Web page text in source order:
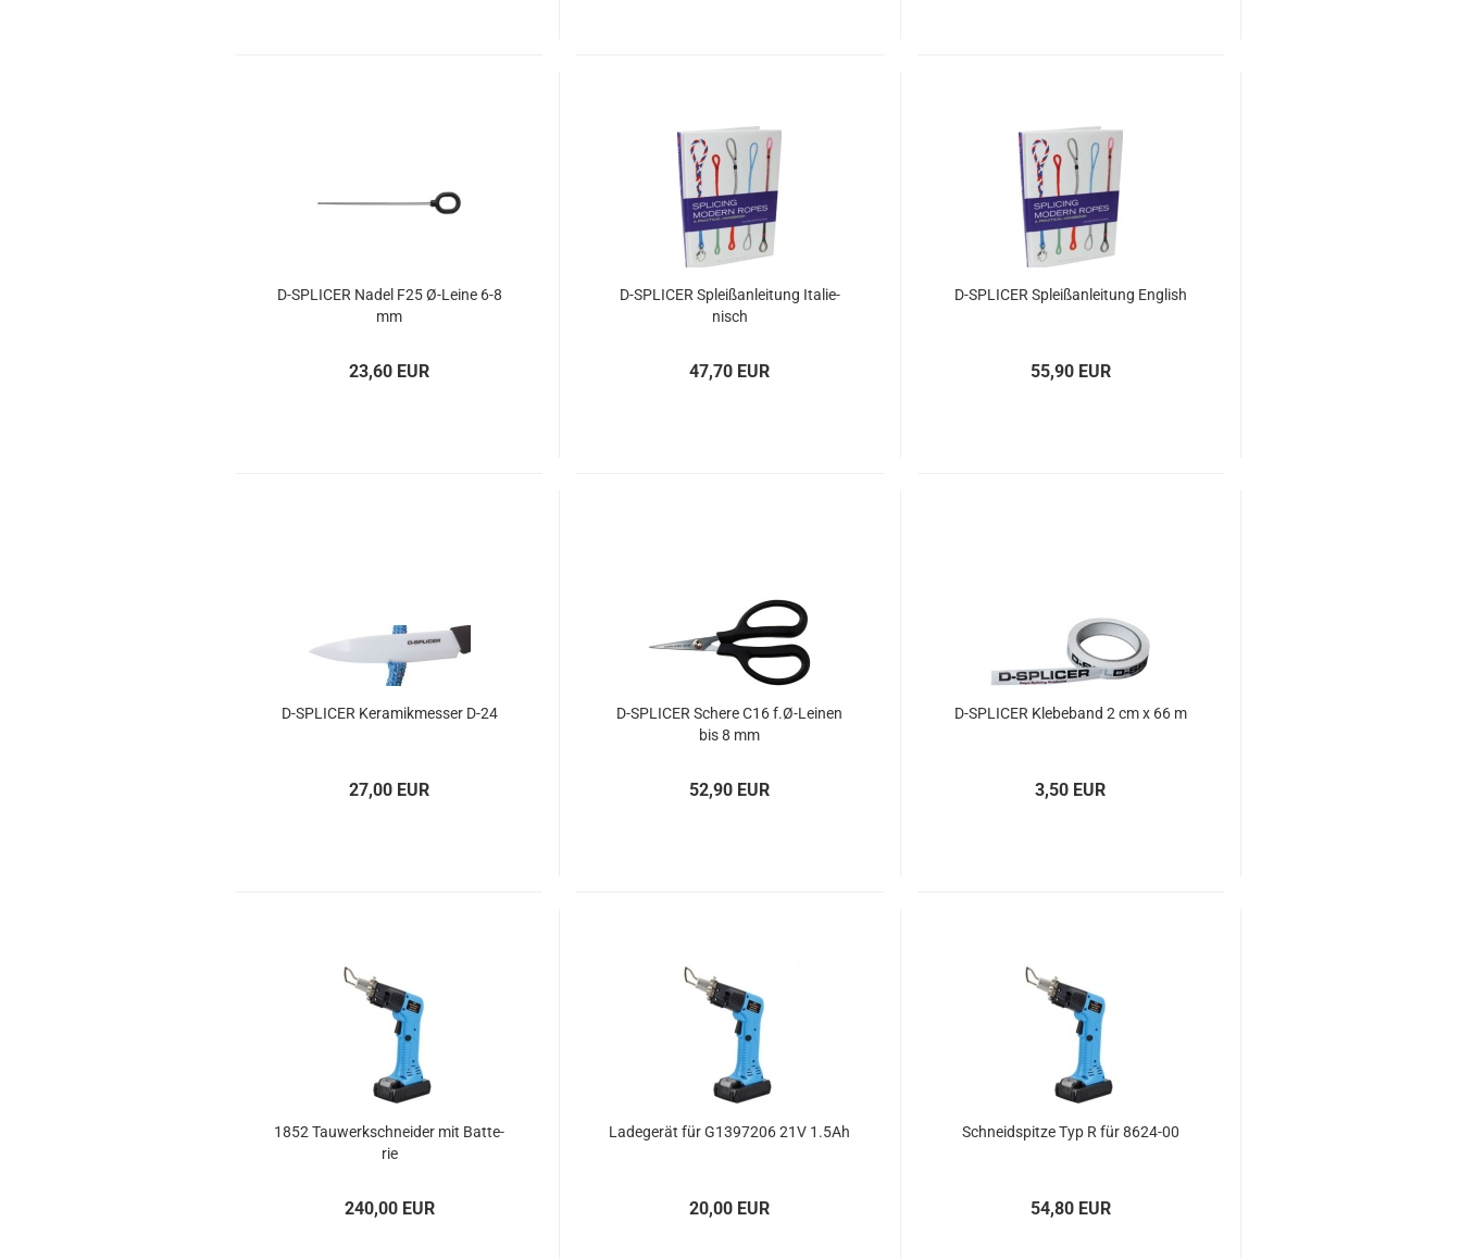
D-​SPLI­CER Nadel F25 Ø-​Leine 6-8
mm
23,60 EUR
D-​SPLI­CER Spleiß­an­lei­tung Ita­lie­
nisch
47,70 EUR
D-​SPLI­CER Spleiß­an­lei­tung Eng­lish
55,90 EUR
D-​SPLI­CER Ke­ra­mik­mes­ser D-24
27,00 EUR
D-​SPLI­CER Sche­re C16 f.Ø-​Lei­nen
bis 8 mm
52,90 EUR
D-​SPLI­CER Kle­be­band 2 cm x 66 m
3,50 EUR
1852 Tau­werk­schnei­der mit Bat­te­
rie
240,00 EUR
La­de­ge­rät für G1397206 21V 1.5Ah
20,00 EUR
Schneid­s­pit­ze Typ R für 8624-​00
54,80 EUR